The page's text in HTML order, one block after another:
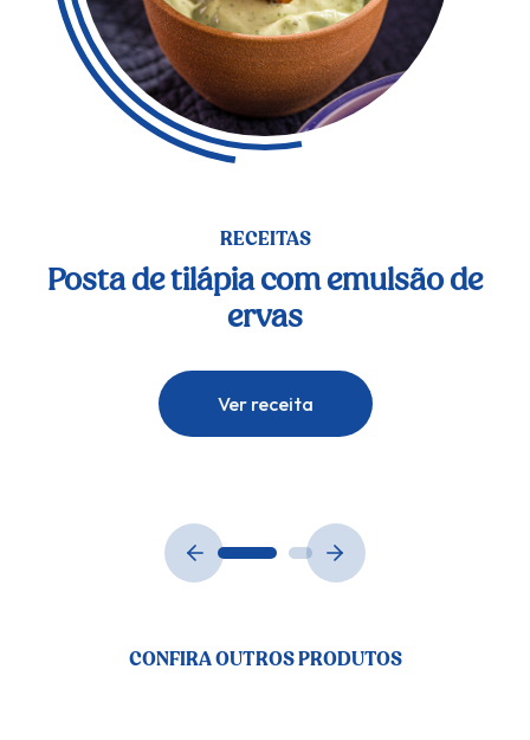
RECEITAS
Posta de tilápia com emulsão de
ervas
Ver receita
CONFIRA OUTROS PRODUTOS